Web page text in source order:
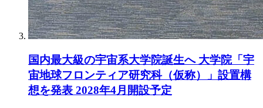
国内最大級の宇宙系大学院誕生へ 大学院「宇
宙地球フロンティア研究科（仮称）」設置構
想を発表 2028年4月開設予定